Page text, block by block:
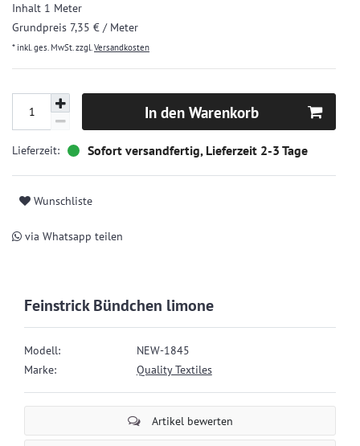
Feinstrick Bündchen limone
Modell:
NEW-1845
Marke:
Quality Textiles
Artikel bewerten
Inhalt 1 Meter
Grundpreis 7,35 € / Meter
* inkl. ges. MwSt. zzgl.Versandkosten
In den Warenkorb
Sofort versandfertig, Lieferzeit 2-3 Tage
Wunschliste
via Whatsapp teilen